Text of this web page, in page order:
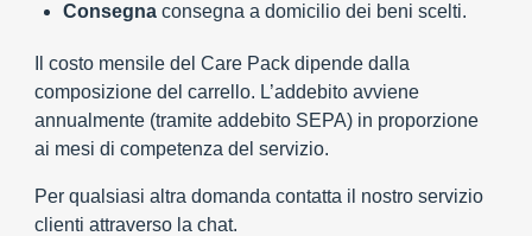
Consegna consegna a domicilio dei beni scelti.
Il costo mensile del Care Pack dipende dalla
composizione del carrello. L’addebito avviene
annualmente (tramite addebito SEPA) in proporzione
ai mesi di competenza del servizio.
Per qualsiasi altra domanda contatta il nostro servizio
clienti attraverso la chat.